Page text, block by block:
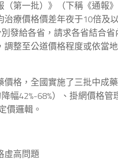
第一批）》（下稱《通報
治療價格價差年夜于10倍及
發給各省，請求各省結合省
整至公道價格程度或依當
格，全國實施了三批中成
幅42%-68%）、掛網價格管
價邏輯。
虛高問題